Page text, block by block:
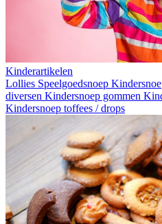
Kinderartikelen
Lollies Speelgoedsnoep
diversen Kindersnoep gommen
Kindersnoep toffees / drops